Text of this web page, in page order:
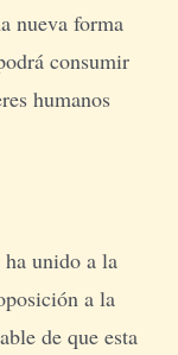
nueva forma
consumir
humanos
unido a la
a la
de que esta